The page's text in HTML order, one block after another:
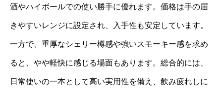
酒やハイボールでの使い勝手に優れます。価格は手の届
きやすいレンジに設定され、入手性も安定しています。
一方で、重厚なシェリー樽感や強いスモーキー感を求め
ると、やや軽快に感じる場面もあります。総合的には、
日常使いの一本として高い実用性を備え、飲み疲れしに